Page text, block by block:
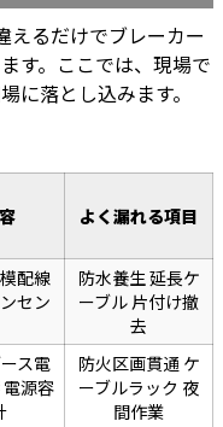
えるだけでブレーカー
す。ここでは、現場で
に落とし込みます。
よく漏れる項目
配線
セン
防水養生 延長ケ
ーブル 片付け撤
去
ス電
源容
防火区画貫通 ケ
ーブルラック 夜
間作業